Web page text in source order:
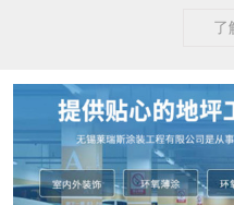
了